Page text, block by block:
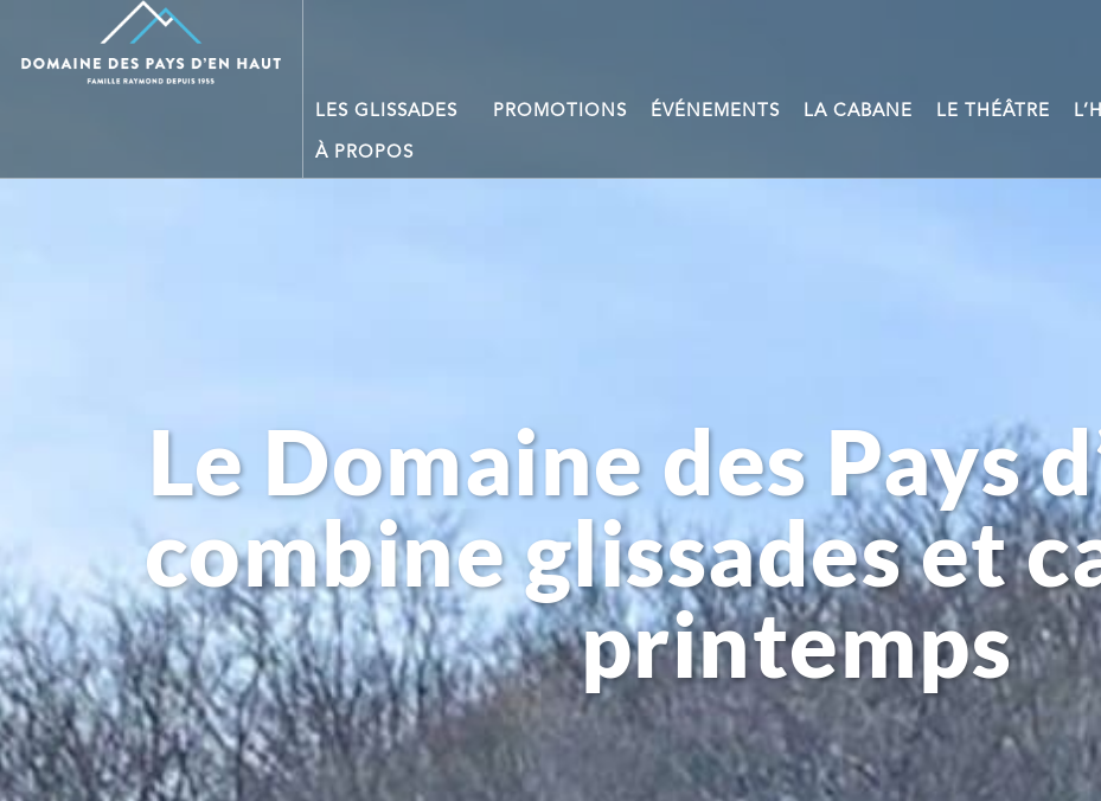
LES GLISSADES PROMOTIONS ÉVÉNEMENTS LA CABANE LE THÉÂTRE
À PROPOS
Le Domaine des Pays
combine glissades et
printemps